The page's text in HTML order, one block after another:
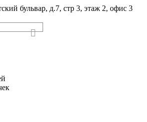
бульвар, д.7, стр 3, этаж 2, офис 3